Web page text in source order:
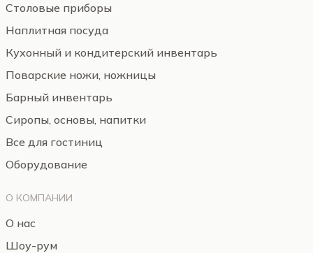
Столовые приборы
Наплитная посуда
Кухонный и кондитерский инвентарь
Поварские ножи, ножницы
Барный инвентарь
Сиропы, основы, напитки
Все для гостиниц
Оборудование
О КОМПАНИИ
О нас
Шоу-рум